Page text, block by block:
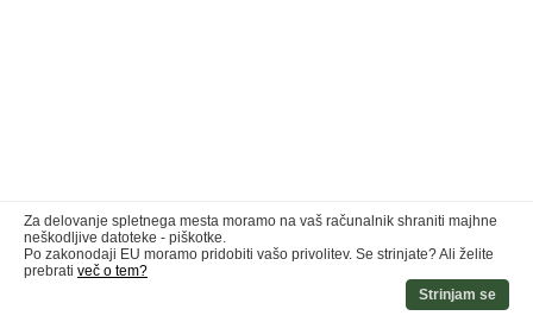
Za delovanje spletnega mesta moramo na vaš računalnik shraniti majhne
neškodljive datoteke - piškotke.
Po zakonodaji EU moramo pridobiti vašo privolitev. Se strinjate? Ali želite
prebrati več o tem?
Strinjam se